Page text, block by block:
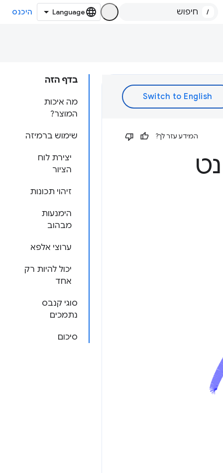
/ היכנס
בדף הזה
מה איכות
המוצר?
שימוש ברמיזה
יצירת לוח
הציור
זיהוי תכונות
הימנעות
מבהוב
ערוצי אלפא
יכול להיות רק
אחד
סוגי קנבס
נתמכים
סיכום
המידע עזר לך?